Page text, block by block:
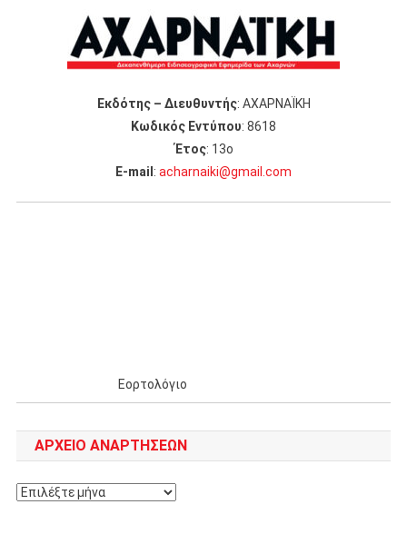
Εκδότης – Διευθυντής: ΑΧΑΡΝΑΪΚΗ
Κωδικός Εντύπου: 8618
Έτος: 13ο
Ε-mail : acharnaiki@gmail.com
Εορτολόγιο
ΑΡΧΕΊΟ ΑΝΑΡΤΉΣΕΩΝ
Αρχείο